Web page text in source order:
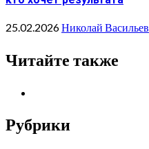
25.02.2026Николай Васильев
Читайте также
Рубрики